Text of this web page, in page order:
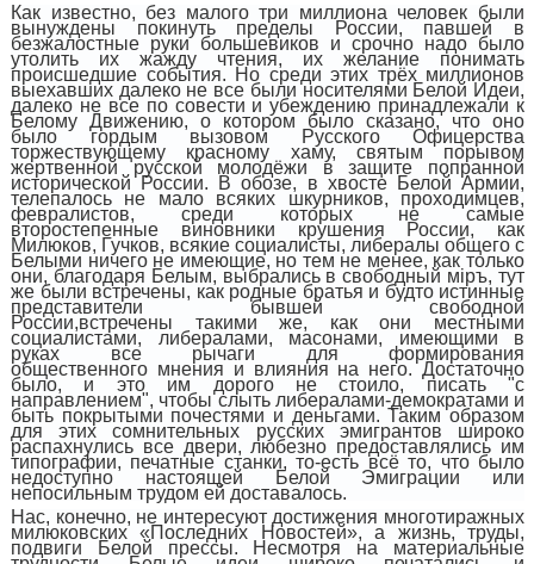
Как известно, без малого три миллиона человек были
вынуждены покинуть пределы России, павшей в
безжалостные руки большевиков и срочно надо было
утолить их жажду чтения, их желание понимать
происшедшие события. Но среди этих трёх миллионов
выехавших далеко не все были носителями Белой Идеи,
далеко не все по совести и убеждению принадлежали к
Белому Движению, о котором было сказано, что оно
было гордым вызовом Русского Офицерства
торжествующему красному хаму, святым порывом
жертвенной русской молодёжи в защите попранной
исторической России. В обозе, в хвосте Белой Армии,
телепалось не мало всяких шкурников, проходимцев,
февралистов, среди которых не самые
второстепенные виновники крушения России, как
Милюков, Гучков, всякие социалисты, либералы общего с
Белыми ничего не имеющие, но тем не менее, как только
они, благодаря Белым, выбрались в свободный мiръ, тут
же были встречены, как родные братья и будто истинные
представители бывшей свободной
России,встречены такими же, как они местными
социалистами, либералами, масонами, имеющими в
руках все рычаги для формирования
общественного мнения и влияния на него. Достаточно
было, и это им дорого не стоило, писать "с
направлением", чтобы слыть либералами-демократами и
быть покрытыми почестями и деньгами. Таким образом
для этих сомнительных русских эмигрантов широко
распахнулись все двери, любезно предоставлялись им
типографии, печатные станки, то-есть всё то, что было
недоступно настоящей Белой Эмиграции или
непосильным трудом ей доставалось.
Нас, конечно, не интересуют достижения многотиражных
милюковских «Последних Новостей», а жизнь, труды,
подвиги Белой прессы. Несмотря на материальные